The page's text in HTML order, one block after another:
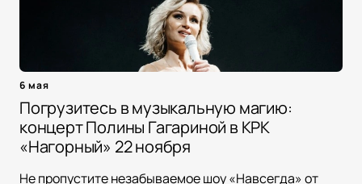
6 мая
Погрузитесь в музыкальную магию:
концерт Полины Гагариной в КРК
«Нагорный» 22 ноября
Не пропустите незабываемое шоу «Навсегда» от